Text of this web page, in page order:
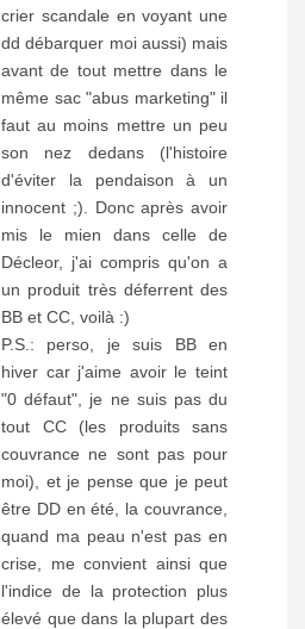
crier scandale en voyant une
dd débarquer moi aussi) mais
avant de tout mettre dans le
même sac "abus marketing" il
faut au moins mettre un peu
son nez dedans (l'histoire
d'éviter la pendaison à un
innocent ;). Donc après avoir
mis le mien dans celle de
Décleor, j'ai compris qu'on a
un produit très déferrent des
BB et CC, voilà :)
P.S.: perso, je suis BB en
hiver car j'aime avoir le teint
"0 défaut", je ne suis pas du
tout CC (les produits sans
couvrance ne sont pas pour
moi), et je pense que je peut
être DD en été, la couvrance,
quand ma peau n'est pas en
crise, me convient ainsi que
l'indice de la protection plus
élevé que dans la plupart des